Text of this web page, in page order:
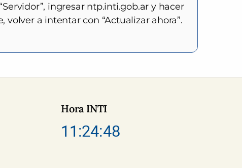
ingresar ntp.inti.gob.ar y hacer
volver a intentar con “Actualizar ahora”.
Hora INTI
11:24:49